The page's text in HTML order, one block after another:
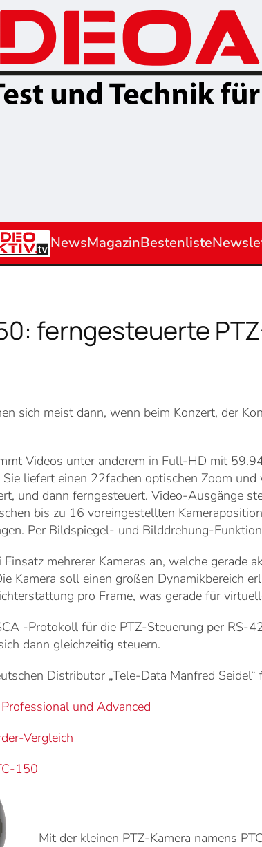
NewsMagazinBestenliste
ferngesteuerte
sich meist dann, wenn beim Konzert, der
Videos unter anderem in Full-HD mit
liefert einen 22fachen optischen Zoom
und dann ferngesteuert. Video-Ausgänge
bis zu 16 voreingestellten
Per Bildspiegel- und Bilddrehung-
mehrerer Kameras an, welche
Kamera soll einen großen Dynamikbereich
pro Frame, was gerade für
-Protokoll für die PTZ-Steuerung per
dann gleichzeitig steuern.
Distributor „Tele-Data Manfred
und Advanced
Vergleich
150
Mit der kleinen PTZ-Kamera namens